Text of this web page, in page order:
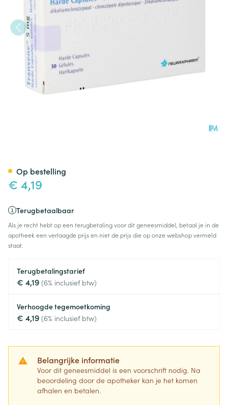
€ 4,19
Terugbetaalbaar
Als je recht hebt op een terugbetaling voor dit geneesmiddel, betaal je in de
apotheek een verlaagde prijs en niet de prijs die op onze webshop vermeld
staat.
Terugbetalingstarief
€ 4,19 (6% inclusief btw)
Verhoogde tegemoetkoming
€ 4,19 (6% inclusief btw)
Belangrijke informatie
Voor dit geneesmiddel is een voorschrift nodig. Na
beoordeling door de apotheker kan je het komen
afhalen en betalen.
Op bestelling